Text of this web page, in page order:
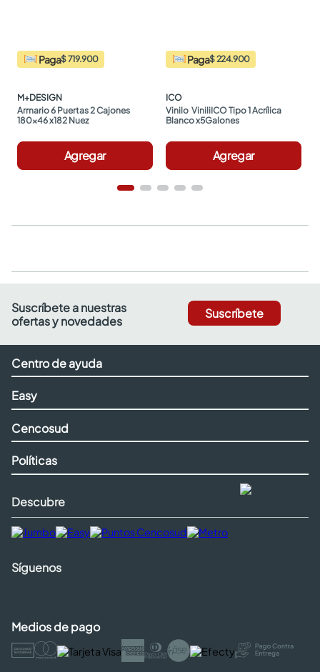
Paga$ 719.900
M+DESIGN
Armario 6 Puertas 2 Cajones
180x46 x182 Nuez
Agregar
Paga$ 224.900
ICO
Vinilo  ViniliICO Tipo 1 Acrílica
Blanco x5Galones
Agregar
Suscríbete a nuestras
ofertas y novedades
Suscríbete
Centro de ayuda
Easy
Cencosud
Políticas
Descubre
Síguenos
Medios de pago